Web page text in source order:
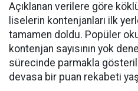
Açıklanan verilere göre
liselerin kontenjanları ilk
tamamen doldu. Popüler
kontenjan sayısının yok
sürecinde parmakla
devasa bir puan rekabeti